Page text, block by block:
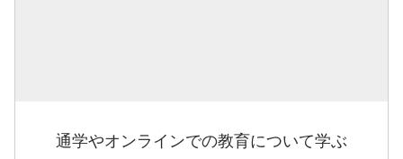
通学やオンラインでの教育について学ぶ